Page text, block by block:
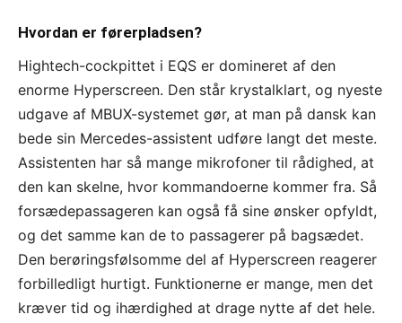
Hvordan er førerpladsen?
Hightech-cockpittet i EQS er domineret af den
enorme Hyperscreen. Den står krystalklart, og nyeste
udgave af MBUX-systemet gør, at man på dansk kan
bede sin Mercedes-assistent udføre langt det meste.
Assistenten har så mange mikrofoner til rådighed, at
den kan skelne, hvor kommandoerne kommer fra. Så
forsædepassageren kan også få sine ønsker opfyldt,
og det samme kan de to passagerer på bagsædet.
Den berøringsfølsomme del af Hyperscreen reagerer
forbilledligt hurtigt. Funktionerne er mange, men det
kræver tid og ihærdighed at drage nytte af det hele.